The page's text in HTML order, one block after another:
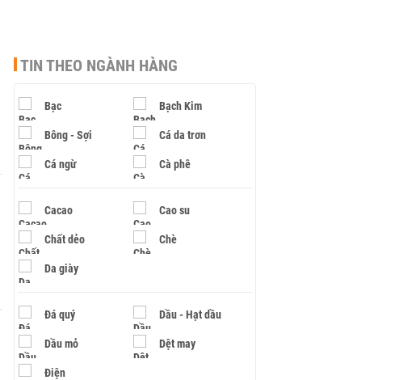
TIN THEO NGÀNH HÀNG
Bạc Bạch Kim
Bông - Sợi Cá da trơn
Cá ngừ Cà phê
Cacao Cao su
Chất dẻo Chè
Da giày
Đá quý Dầu - Hạt dầu
Dầu mỏ Dệt may
Điện